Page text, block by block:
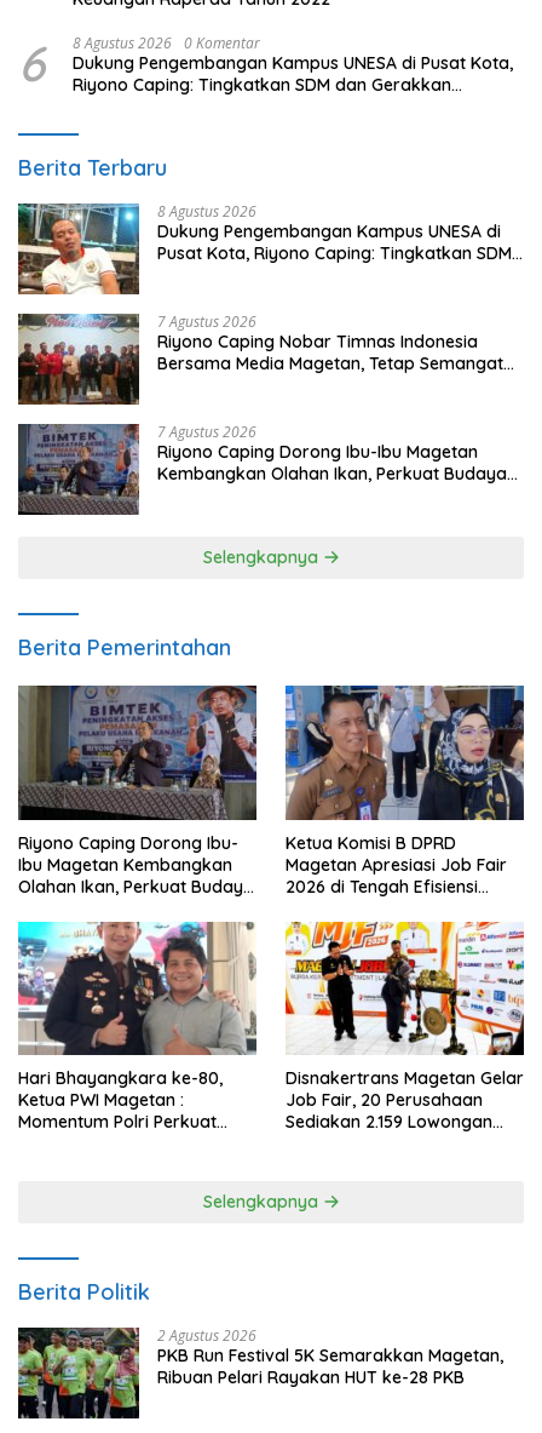
6 8 Agustus 2026 0 Komentar
Dukung Pengembangan Kampus UNESA di Pusat Kota,
Riyono Caping: Tingkatkan SDM dan Gerakkan
Berita Terbaru
8 Agustus 2026
Dukung Pengembangan Kampus UNESA di
Pusat Kota, Riyono Caping: Tingkatkan SDM
7 Agustus 2026
Riyono Caping Nobar Timnas Indonesia
Bersama Media Magetan, Tetap Semangat
7 Agustus 2026
Riyono Caping Dorong Ibu-Ibu Magetan
Kembangkan Olahan Ikan, Perkuat Budaya
Selengkapnya
Berita Pemerintahan
Riyono Caping Dorong Ibu-
Ibu Magetan Kembangkan
Olahan Ikan, Perkuat Budaya
Ketua Komisi B DPRD
Magetan Apresiasi Job Fair
2026 di Tengah Efisiensi
Hari Bhayangkara ke-80,
Ketua PWI Magetan :
Momentum Polri Perkuat
Disnakertrans Magetan Gelar
Job Fair, 20 Perusahaan
Sediakan 2.159 Lowongan
Selengkapnya
Berita Politik
2 Agustus 2026
PKB Run Festival 5K Semarakkan Magetan,
Ribuan Pelari Rayakan HUT ke-28 PKB